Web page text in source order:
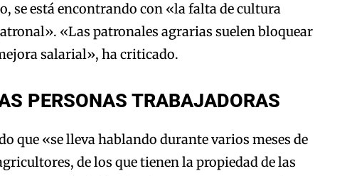
se está encontrando con «la falta de cultura
«Las patronales agrarias suelen bloquear
salarial», ha criticado.
PERSONAS TRABAJADORAS
que «se lleva hablando durante varios meses de
de los que tienen la propiedad de las